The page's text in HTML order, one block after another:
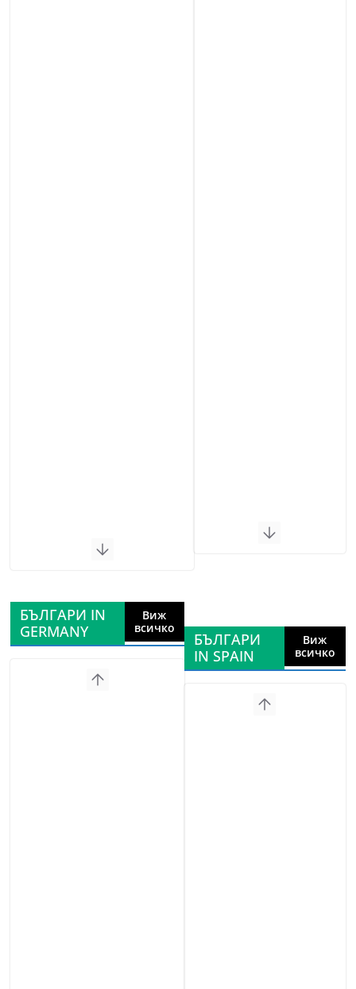
БЪЛГАРИ IN
GERMANY
Виж
всичко
БЪЛГАРИ
IN SPAIN
Виж
всичко